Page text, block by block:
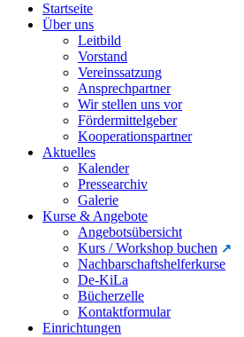
Startseite
Über uns
Leitbild
Vorstand
Vereinssatzung
Ansprechpartner
Wir stellen uns vor
Fördermittelgeber
Kooperationspartner
Aktuelles
Kalender
Pressearchiv
Galerie
Kurse & Angebote
Angebotsübersicht
Kurs / Workshop buchen
Nachbarschaftshelferkurse
De-KiLa
Bücherzelle
Kontaktformular
Einrichtungen